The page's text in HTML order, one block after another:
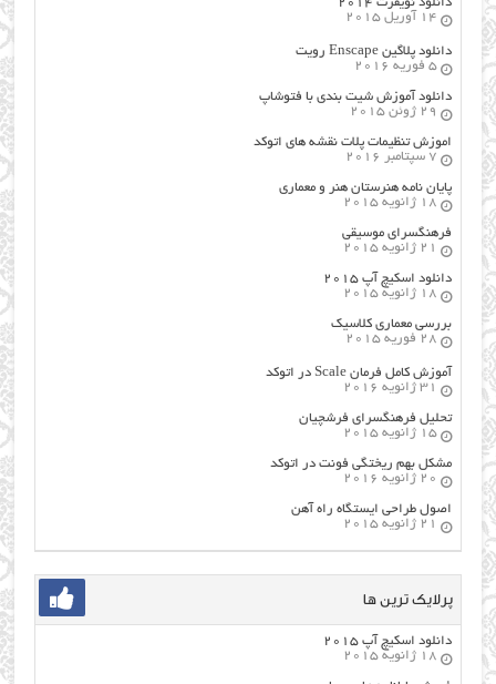
14 آوریل 2015
دانلود پلاگین Enscape رویت
5 فوریه 2016
دانلود آموزش شیت بندی با فتوشاپ
29 ژوئن 2015
اموزش تنظیمات پلات نقشه های اتوکد
7 سپتامبر 2016
پایان نامه هنرستان هنر و معماري
18 ژانویه 2015
فرهنگسراي موسيقي
21 ژانویه 2015
دانلود اسکیچ آپ ۲۰۱۵
18 ژانویه 2015
بررسی معماری کلاسیک
28 فوریه 2015
آموزش کامل فرمان Scale در اتوکد
31 ژانویه 2016
تحلیل فرهنگسرای فرشچیان
15 ژانویه 2015
مشکل بهم ریختگی فونت در اتوکد
20 ژانویه 2016
اصول طراحي ایستگاه راه آهن
21 ژانویه 2015
پرلایک ترین ها
دانلود اسکیچ آپ ۲۰۱۵
18 ژانویه 2015